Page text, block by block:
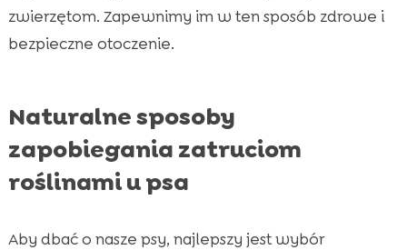
zwierzętom. Zapewnimy im w ten sposób zdrowe i
bezpieczne otoczenie.
Naturalne sposoby
zapobiegania zatruciom
roślinami u psa
Aby dbać o nasze psy, najlepszy jest wybór